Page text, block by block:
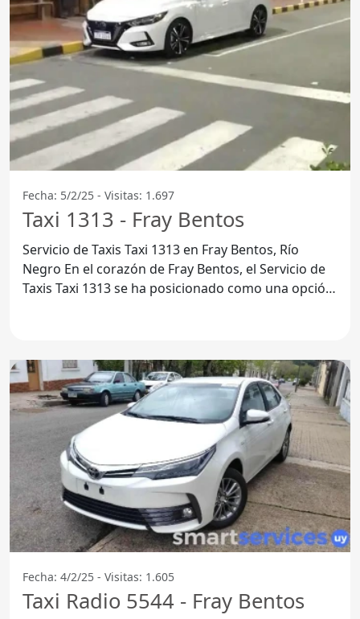
Fecha: 5/2/25 - Visitas: 1.697
Taxi 1313 - Fray Bentos
Servicio de Taxis Taxi 1313 en Fray Bentos, Río
Negro En el corazón de Fray Bentos, el Servicio de
Taxis Taxi 1313 se ha posicionado como una opción
Fecha: 4/2/25 - Visitas: 1.605
Taxi Radio 5544 - Fray Bentos